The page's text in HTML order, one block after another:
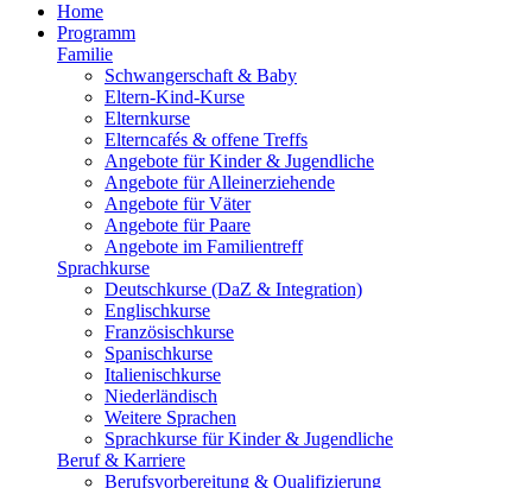
Home
Programm
Familie
Schwangerschaft & Baby
Eltern-Kind-Kurse
Elternkurse
Elterncafés & offene Treffs
Angebote für Kinder & Jugendliche
Angebote für Alleinerziehende
Angebote für Väter
Angebote für Paare
Angebote im Familientreff
Sprachkurse
Deutschkurse (DaZ & Integration)
Englischkurse
Französischkurse
Spanischkurse
Italienischkurse
Niederländisch
Weitere Sprachen
Sprachkurse für Kinder & Jugendliche
Beruf & Karriere
Berufsvorbereitung & Qualifizierung